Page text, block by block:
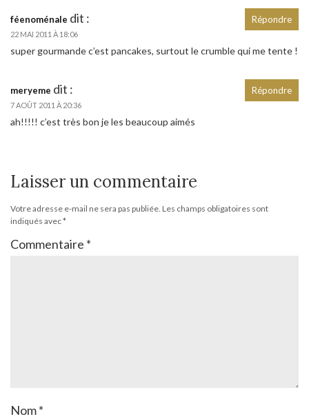
féenoménale dit :
22 MAI 2011 À 18:06
super gourmande c’est pancakes, surtout le crumble qui me tente !
Répondre
meryeme dit :
7 AOÛT 2011 À 20:36
ah!!!!! c’est très bon je les beaucoup aimés
Répondre
Laisser un commentaire
Votre adresse e-mail ne sera pas publiée. Les champs obligatoires sont
indiqués avec*
Commentaire *
Nom*